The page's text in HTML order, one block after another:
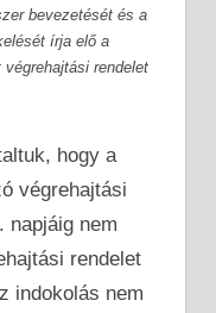
bevezetését és a
írja elő a
rendelet
hogy a
végrehajtási
napjáig nem
rendelet
indokolás nem